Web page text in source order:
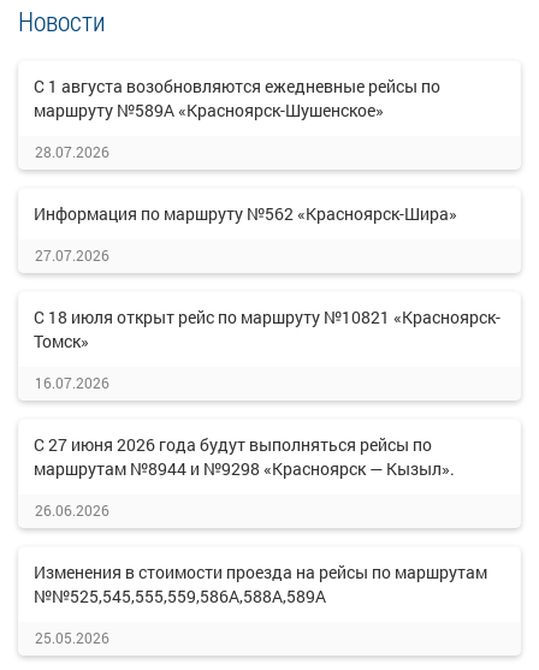
Новости
С 1 августа возобновляются ежедневные рейсы по
маршруту №589А «Красноярск-Шушенское»
28.07.2026
Информация по маршруту №562 «Красноярск-Шира»
27.07.2026
С 18 июля открыт рейс по маршруту №10821 «Красноярск-
Томск»
16.07.2026
С 27 июня 2026 года будут выполняться рейсы по
маршрутам №8944 и №9298 «Красноярск — Кызыл».
26.06.2026
Изменения в стоимости проезда на рейсы по маршрутам
№№525,545,555,559,586А,588А,589А
25.05.2026